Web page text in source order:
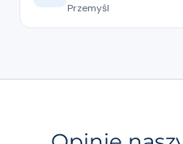
Przemyśl
Pokaż